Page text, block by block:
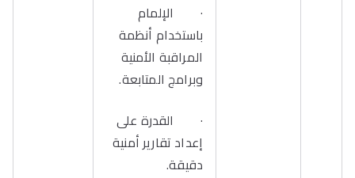
· الإلمام
باستخدام أنظمة
المراقبة الأمنية
وبرامج المتابعة.
· القدرة على
إعداد تقارير أمنية
دقيقة.